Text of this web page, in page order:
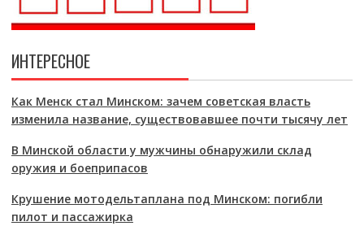
ИНТЕРЕСНОЕ
Как Менск стал Минском: зачем советская власть
изменила название, существовавшее почти тысячу лет
В Минской области у мужчины обнаружили склад
оружия и боеприпасов
Крушение мотодельтаплана под Минском: погибли
пилот и пассажирка